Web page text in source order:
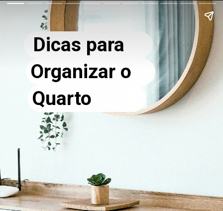
Dicas para
Organizar o
Quarto